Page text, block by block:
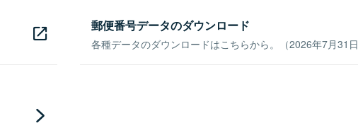
郵便番号データのダウンロード
各種データのダウンロードはこちらから。（2026年7月31日